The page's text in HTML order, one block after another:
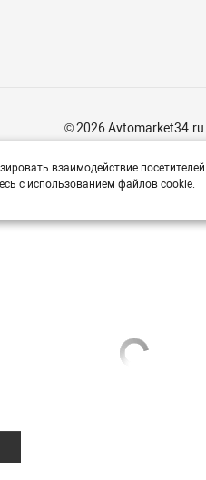
© 2026 Avtomarket34.ru
взаимодействие
с использованием файлов cookie.